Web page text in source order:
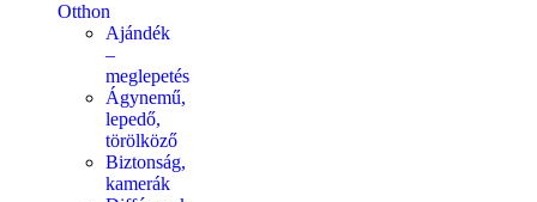
Otthon
Ajándék
–
meglepetés
Ágynemű,
lepedő,
törölköző
Biztonság,
kamerák